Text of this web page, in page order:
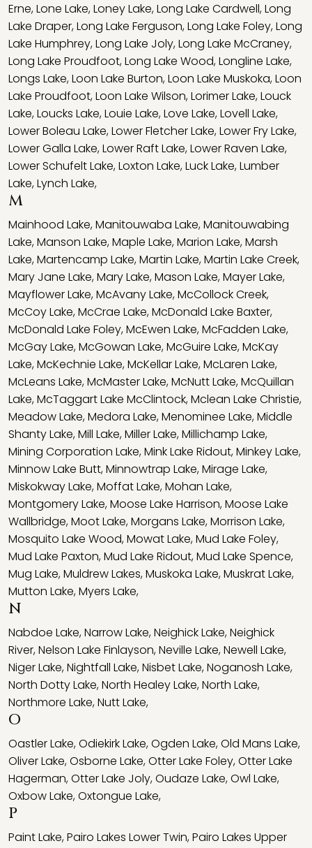
Erne,Lone Lake,Loney Lake,Long Lake Cardwell,Long
Lake Draper,Long Lake Ferguson,Long Lake Foley,Long
Lake Humphrey,Long Lake Joly,Long Lake McCraney,
Long Lake Proudfoot,Long Lake Wood,Longline Lake,
Longs Lake,Loon Lake Burton,Loon Lake Muskoka,Loon
Lake Proudfoot,Loon Lake Wilson,Lorimer Lake,Louck
Lake,Loucks Lake,Louie Lake,Love Lake,Lovell Lake,
Lower Boleau Lake,Lower Fletcher Lake,Lower Fry Lake,
Lower Galla Lake,Lower Raft Lake,Lower Raven Lake,
Lower Schufelt Lake,Loxton Lake,Luck Lake,Lumber
Lake,Lynch Lake,
M
Mainhood Lake,Manitouwaba Lake,Manitouwabing
Lake,Manson Lake,Maple Lake,Marion Lake,Marsh
Lake,Martencamp Lake,Martin Lake,Martin Lake Creek,
Mary Jane Lake,Mary Lake,Mason Lake,Mayer Lake,
Mayflower Lake,McAvany Lake,McCollock Creek,
McCoy Lake,McCrae Lake,McDonald Lake Baxter,
McDonald Lake Foley,McEwen Lake,McFadden Lake,
McGay Lake,McGowan Lake,McGuire Lake,McKay
Lake,McKechnie Lake,McKellar Lake,McLaren Lake,
McLeans Lake,McMaster Lake,McNutt Lake,McQuillan
Lake,McTaggart Lake McClintock,Mclean Lake Christie,
Meadow Lake,Medora Lake,Menominee Lake,Middle
Shanty Lake,Mill Lake,Miller Lake,Millichamp Lake,
Mining Corporation Lake,Mink Lake Ridout,Minkey Lake,
Minnow Lake Butt,Minnowtrap Lake,Mirage Lake,
Miskokway Lake,Moffat Lake,Mohan Lake,
Montgomery Lake,Moose Lake Harrison,Moose Lake
Wallbridge,Moot Lake,Morgans Lake,Morrison Lake,
Mosquito Lake Wood,Mowat Lake,Mud Lake Foley,
Mud Lake Paxton,Mud Lake Ridout,Mud Lake Spence,
Mug Lake,Muldrew Lakes,Muskoka Lake,Muskrat Lake,
Mutton Lake,Myers Lake,
N
Nabdoe Lake,Narrow Lake,Neighick Lake,Neighick
River,Nelson Lake Finlayson,Neville Lake,Newell Lake,
Niger Lake,Nightfall Lake,Nisbet Lake,Noganosh Lake,
North Dotty Lake,North Healey Lake,North Lake,
Northmore Lake,Nutt Lake,
O
Oastler Lake,Odiekirk Lake,Ogden Lake,Old Mans Lake,
Oliver Lake,Osborne Lake,Otter Lake Foley,Otter Lake
Hagerman,Otter Lake Joly,Oudaze Lake,Owl Lake,
Oxbow Lake,Oxtongue Lake,
P
Paint Lake,Pairo Lakes Lower Twin,Pairo Lakes Upper